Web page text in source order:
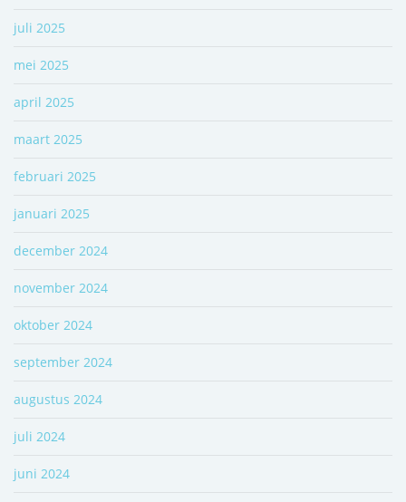
juli 2025
mei 2025
april 2025
maart 2025
februari 2025
januari 2025
december 2024
november 2024
oktober 2024
september 2024
augustus 2024
juli 2024
juni 2024